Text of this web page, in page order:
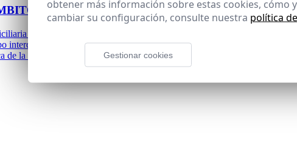
DE LA ATENCIÓN DOMICILIARIA
a personas dependientes, centrado en la integración de cuidados,
interdisciplinar. Incluye vocabulario básico, principios éticos,
de la relación de ayuda, intervención en el duelo y observación con
obtener más información sobre estas cookies, cómo
cambiar su configuración, consulte nuestra política
Gestionar cookies